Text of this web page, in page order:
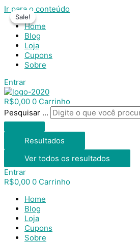
Ir para o conteúdo
Home
Blog
Loja
Cupons
Sobre
Entrar
R$0,00 0 Carrinho
Pesquisar ...
Resultados
Ver todos os resultados
Entrar
R$0,00 0 Carrinho
Home
Blog
Loja
Cupons
Sobre
Sale!
Sale!